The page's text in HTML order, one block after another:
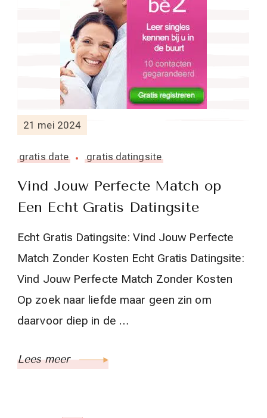
21 mei 2024
gratis date gratis datingsite
Vind Jouw Perfecte Match op
Een Echt Gratis Datingsite
Echt Gratis Datingsite: Vind Jouw Perfecte
Match Zonder Kosten Echt Gratis Datingsite:
Vind Jouw Perfecte Match Zonder Kosten
Op zoek naar liefde maar geen zin om
daarvoor diep in de …
Lees meer